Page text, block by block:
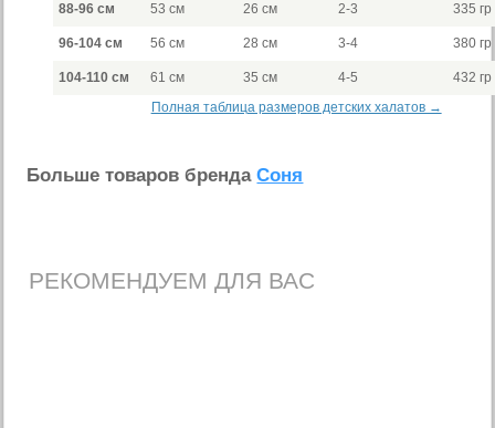
88-96 см 53 см 26 см 2-3 335 гр
96-104 см 56 см 28 см 3-4 380 гр
104-110 см 61 см 35 см 4-5
432 гр
Полная таблица размеров детских халатов →
Больше товаров брендаСоня
РЕКОМЕНДУЕМ ДЛЯ ВАС